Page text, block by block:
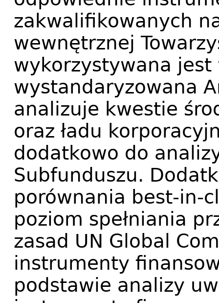
zakwalifikowanych
wewnętrznej
wykorzystywana jest
wystandaryzowana
analizuje kwestie
oraz ładu
dodatkowo do
Subfunduszu.
porównania best-in-
poziom spełniania
zasad UN Global
instrumenty
podstawie analizy